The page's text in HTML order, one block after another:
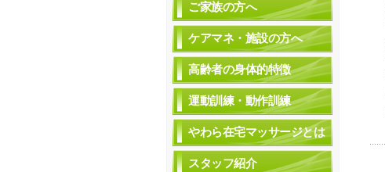
ご家族の方へ
ケアマネ・施設の方へ
高齢者の身体的特徴
運動訓練・動作訓練
やわら在宅マッサージとは
スタッフ紹介